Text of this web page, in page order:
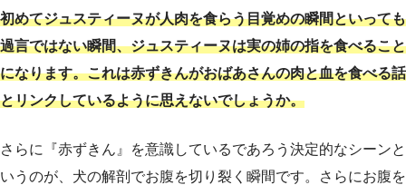
初めてジュスティーヌが人肉を食らう目覚めの瞬間といっても
過言ではない瞬間、ジュスティーヌは実の姉の指を食べること
になります。これは赤ずきんがおばあさんの肉と血を食べる話
とリンクしているように思えないでしょうか。
さらに『赤ずきん』を意識しているであろう決定的なシーンと
いうのが、犬の解剖でお腹を切り裂く瞬間です。さらにお腹を